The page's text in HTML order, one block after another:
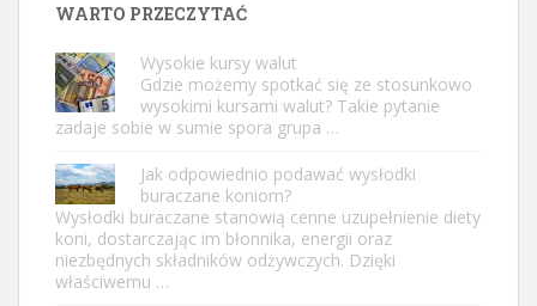
WARTO PRZECZYTAĆ
Wysokie kursy walut
Gdzie możemy spotkać się ze stosunkowo
wysokimi kursami walut? Takie pytanie
zadaje sobie w sumie spora grupa …
Jak odpowiednio podawać wysłodki
buraczane koniom?
Wysłodki buraczane stanowią cenne uzupełnienie diety
koni, dostarczając im błonnika, energii oraz
niezbędnych składników odżywczych. Dzięki
właściwemu …